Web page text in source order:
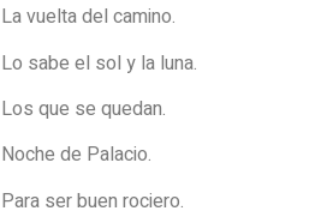
La vuelta del camino.
Lo sabe el sol y la luna.
Los que se quedan.
Noche de Palacio.
Para ser buen rociero.